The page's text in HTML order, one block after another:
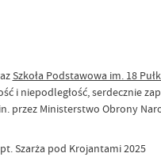
Szkoła Podstawowa im. 18
i niepodległość, serdecznie
przez Ministerstwo Obrony
pt. Szarża pod Krojantami 2025